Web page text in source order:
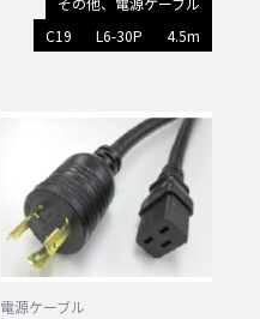
C19
L6-30P 4.5m
電源ケーブル